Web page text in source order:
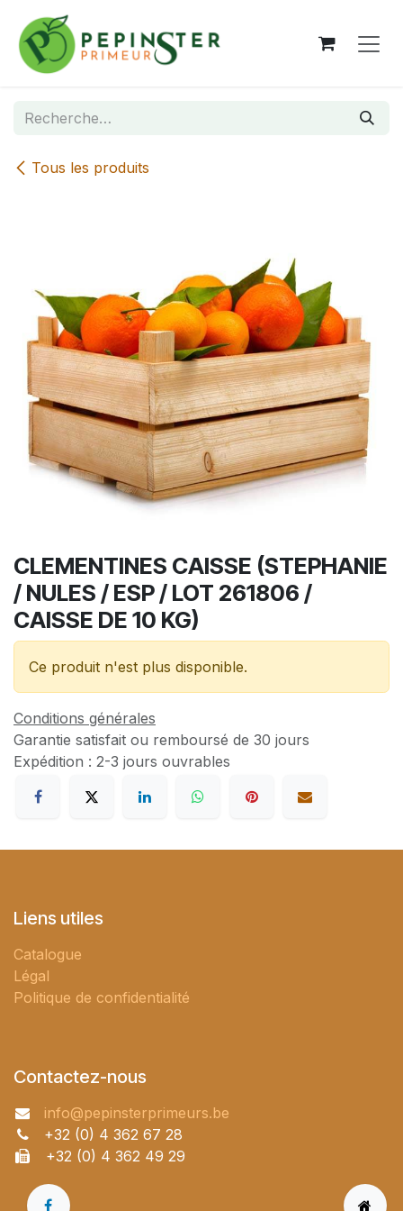
Se rendre au contenu
Tous les produits
CLEMENTINES CAISSE (STEPHANIE
/ NULES / ESP / LOT 261806 /
CAISSE DE 10 KG)
Ce produit n'est plus disponible.
Conditions générales
Garantie satisfait ou remboursé de 30 jours
Expédition : 2-3 jours ouvrables
Liens utiles
Catalogue
Légal
Politique de confidentialité
Contactez-nous
info@pepinsterprimeurs.be
+32 (0) 4 362 67 28
+32 (0) 4 362 49 29